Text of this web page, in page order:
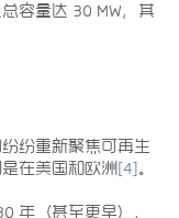
容量达 30 MW，其
纷重新聚焦可再生
在美国和欧洲 [4]
年（甚至更早），